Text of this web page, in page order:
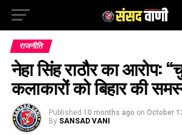
राजनीति
नेहा सिंह राठौर का आरोप:
कलाकारों को बिहार की
Published 10 months ago on October
By SANSAD VANI